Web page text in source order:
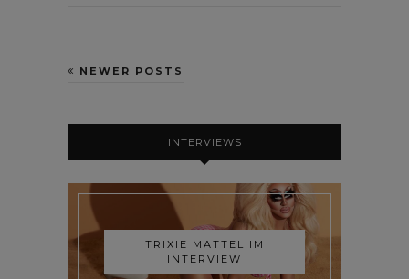
NEWER POSTS
INTERVIEWS
TRIXIE MATTEL IM
INTERVIEW